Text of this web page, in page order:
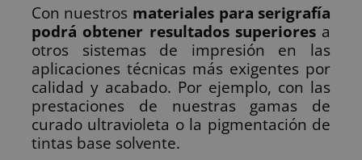
Con nuestros materiales para serigrafía
podrá obtener resultados superioresa
otros sistemas de impresión en las
aplicaciones técnicas más exigentes por
calidad y acabado. Por ejemplo, con las
prestaciones de nuestras gamas de
curado ultravioleta o la pigmentación de
tintas base solvente.